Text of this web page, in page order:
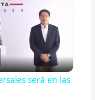
será en las